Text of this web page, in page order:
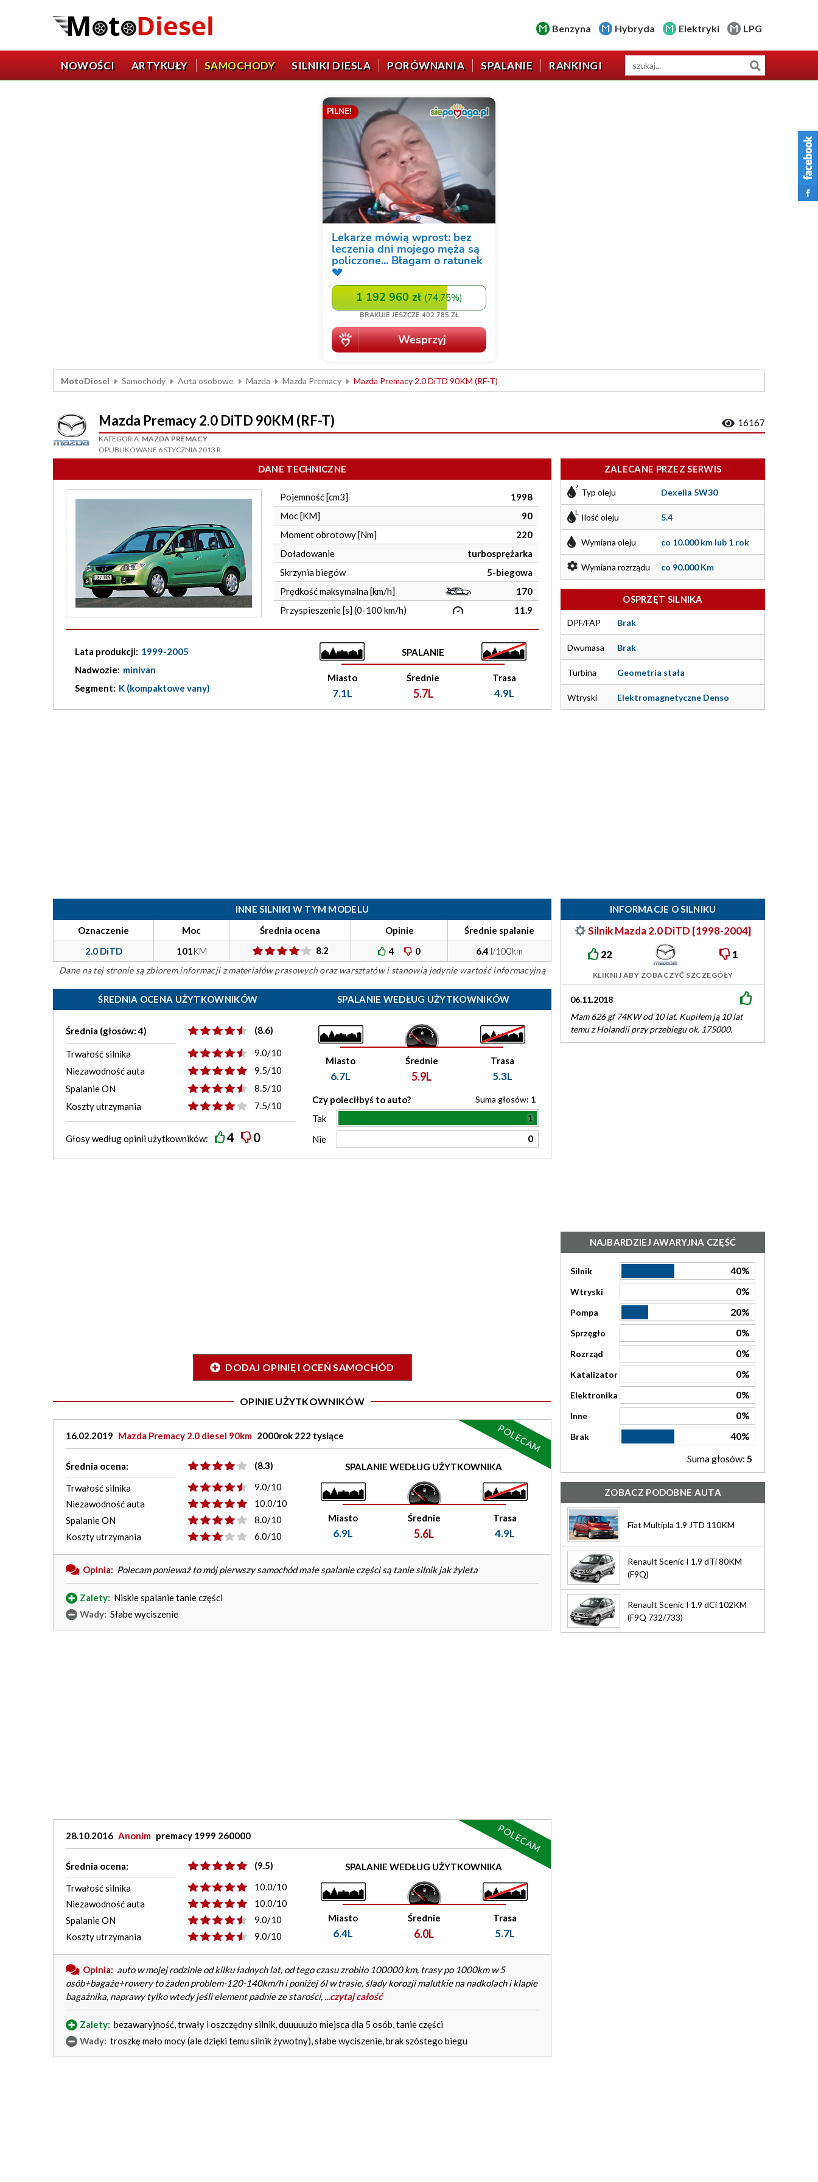
Benzyna Hybryda Elektryki LPG
NOWOŚCI ARTYKUŁY SAMOCHODY SILNIKI DIESLA PORÓWNANIA SPALANIE RANKINGI
MotoDiesel Samochody Auta osobowe Mazda Mazda Premacy Mazda Premacy 2.0 DiTD 90KM (RF-T)
Mazda Premacy 2.0 DiTD 90KM (RF-T) 16167
KATEGORIA: MAZDA PREMACY
OPUBLIKOWANE 6 STYCZNIA 2013 R.
DANE TECHNICZNE
Pojemność [cm3]
1998
Moc [KM]
90
Moment obrotowy [Nm]
220
Doładowanie
turbosprężarka
Skrzynia biegów
5-biegowa
Prędkość maksymalna [km/h]
170
Przyspieszenie [s] (0-100 km/h)
11.9
Lata produkcji: 1999-2005
Nadwozie: minivan
Segment: K (kompaktowe vany)
SPALANIE
Miasto
7.1L
Średnie
5.7L
Trasa
4.9L
ZALECANE PRZEZ SERWIS
Typ oleju Dexelia 5W30
Ilość oleju 5.4
Wymiana oleju co 10.000 km lub 1 rok
Wymiana rozrządu co 90.000 Km
OSPRZĘT SILNIKA
DPF/FAP Brak
Dwumasa Brak
Turbina Geometria stała
Wtryski Elektromagnetyczne Denso
INNE SILNIKI W TYM MODELU
Oznaczenie
Moc Średnia ocena Opinie
Średnie spalanie
2.0 DiTD
101KM 8.2 4 0 6.4 l/100km
Dane na tej stronie są zbiorem informacji z materiałów prasowych oraz warsztatów i stanowią jedynie wartość informacyjną
ŚREDNIA OCENA UŻYTKOWNIKÓW
Średnia (głosów: 4) (8.6)
Trwałość silnika
9.0/10
Niezawodność auta
9.5/10
Spalanie ON
8.5/10
Koszty utrzymania
7.5/10
Głosy wedługopiniiużytkowników: 4 0
SPALANIE WEDŁUG UŻYTKOWNIKÓW
Miasto
6.7L
Średnie
5.9L
Trasa
5.3L
Czy poleciłbyś to auto? Suma głosów: 1
Tak 1
Nie 0
DODAJ OPINIĘ I OCEŃ SAMOCHÓD
OPINIE UŻYTKOWNIKÓW
16.02.2019 Mazda Premacy 2.0 diesel 90km 2000rok 222 tysiące
Średnia ocena: (8.3)
Trwałość silnika
9.0/10
Niezawodność auta
10.0/10
Spalanie ON
8.0/10
Koszty utrzymania
6.0/10
SPALANIE WEDŁUG UŻYTKOWNIKA
Miasto
6.9L
Średnie
5.6L
Trasa
4.9L
Opinia: Polecam ponieważ to mój pierwszy samochód małe spalanie części są tanie silnik jak żyleta
Zalety: Niskie spalanie tanie części
Wady: Słabe wyciszenie
POLECAM
28.10.2016 Anonim premacy 1999 260000
Średnia ocena: (9.5)
Trwałość silnika
10.0/10
Niezawodność auta
10.0/10
Spalanie ON
9.0/10
Koszty utrzymania
9.0/10
SPALANIE WEDŁUG UŻYTKOWNIKA
Miasto
6.4L
Średnie
6.0L
Trasa
5.7L
Opinia: auto w mojej rodzinie od kilku ładnych lat, od tego czasu zrobiło 100000 km, trasy po 1000km w 5
osób+bagaże+rowery to żaden problem-120-140km/h i poniżej 6l w trasie, ślady korozji malutkie na nadkolach i klapie
bagażnika, naprawy tylko wtedy jeśli element padnie ze starości, ...czytaj całość
Zalety: bezawaryjność, trwały i oszczędny silnik, duuuuużo miejsca dla 5 osób, tanie części
Wady: troszkę mało mocy (ale dzięki temu silnik żywotny), słabe wyciszenie, brak szóstego biegu
POLECAM
INFORMACJE O SILNIKU
Silnik Mazda 2.0 DiTD [1998-2004]
22 1
KLIKNIJ ABY ZOBACZYĆ SZCZEGÓŁY
06.11.2018
Mam 626 gf 74KW od 10 lat. Kupiłem ją 10 lat
temu z Holandii przy przebiegu ok. 175000.
Niedawno pękło…
Mzr-cd to nie to samo co Ditd . Premacy
lat i auto bezawaryjne . Dobiłem do 265tyś .…
NAJBARDZIEJ AWARYJNA CZĘŚĆ
Silnik 40%
Wtryski 0%
Pompa 20%
Sprzęgło 0%
Rozrząd 0%
Katalizator 0%
Elektronika 0%
Inne 0%
Brak
40%
Suma głosów: 5
ZOBACZ PODOBNE AUTA
Fiat Multipla 1.9 JTD 110KM
Renault Scenic I 1.9 dTi 80KM
(F9Q)
Renault Scenic I 1.9 dCi 102KM
(F9Q 732/733)